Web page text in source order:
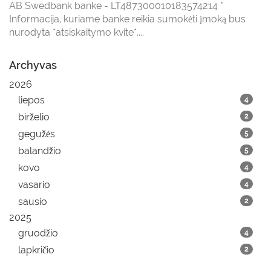
AB Swedbank banke - LT487300010183574214 *
Informacija, kuriame banke reikia sumokėti įmoką bus
nurodyta *atsiskaitymo kvite*....
Archyvas
2026
liepos
4
birželio 2
gegužės 5
balandžio 5
kovo 4
vasario 4
sausio 2
2025
gruodžio
4
lapkričio 2